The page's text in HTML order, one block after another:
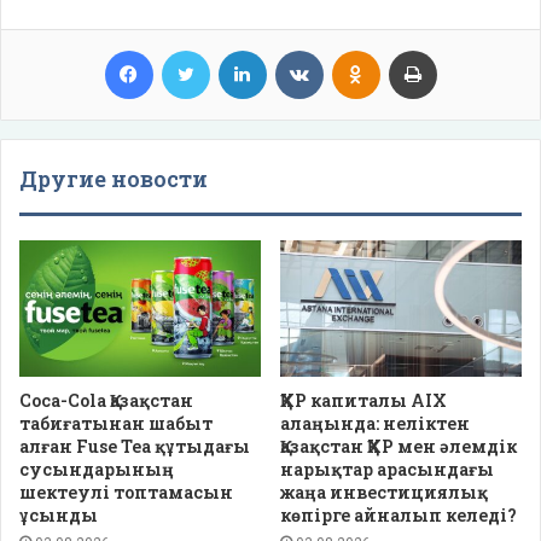
Facebook Twitter LinkedIn VKontakteOdnoklassniki
Другие новости
Coca-Cola Қазақстан
табиғатынан шабыт
алған Fuse Tea құтыдағы
сусындарының
шектеулі топтамасын
ұсынды
ҚХР капиталы AIX
алаңында: неліктен
Қазақстан ҚХР мен әлемдік
нарықтар арасындағы
жаңа инвестициялық
көпірге айналып келеді?